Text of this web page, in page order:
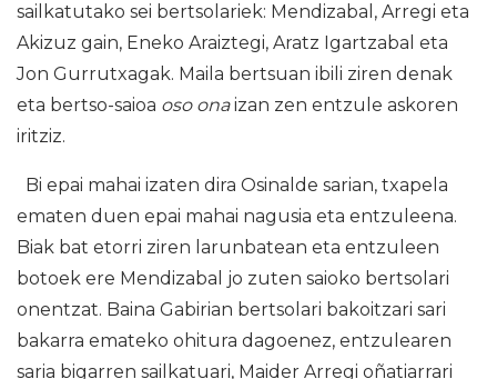
sailkatutako sei bertsolariek: Mendizabal, Arregi eta
Akizuz gain, Eneko Araiztegi, Aratz Igartzabal eta
Jon Gurrutxagak. Maila bertsuan ibili ziren denak
eta bertso-saioa oso onaizan zen entzule askoren
iritziz.
Bi epai mahai izaten dira Osinalde sarian, txapela
ematen duen epai mahai nagusia eta entzuleena.
Biak bat etorri ziren larunbatean eta entzuleen
botoek ere Mendizabal jo zuten saioko bertsolari
onentzat. Baina Gabirian bertsolari bakoitzari sari
bakarra emateko ohitura dagoenez, entzulearen
saria bigarren sailkatuari, Maider Arregi oñatiarrari